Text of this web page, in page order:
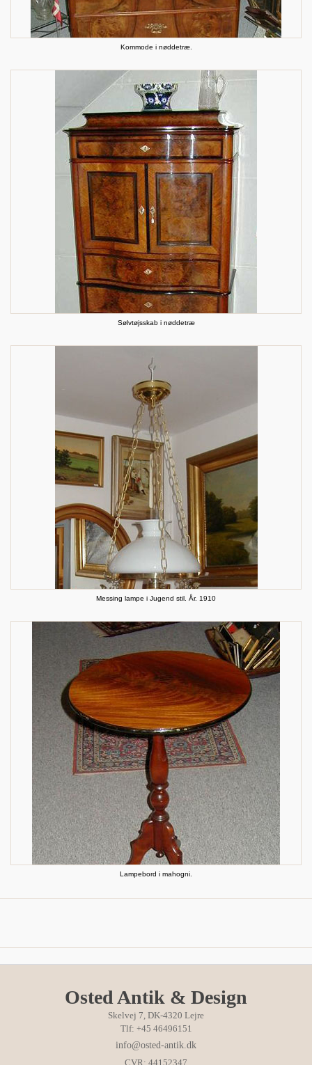
Kommode i nøddetræ.
Sølvtøjsskab i nøddetræ
Messing lampe i Jugend stil. År. 1910
Lampebord i mahogni.
Osted Antik & Design
Skelvej 7, DK-4320 Lejre
Tlf: +45 46496151
info@osted-antik.dk
CVR: 44152347